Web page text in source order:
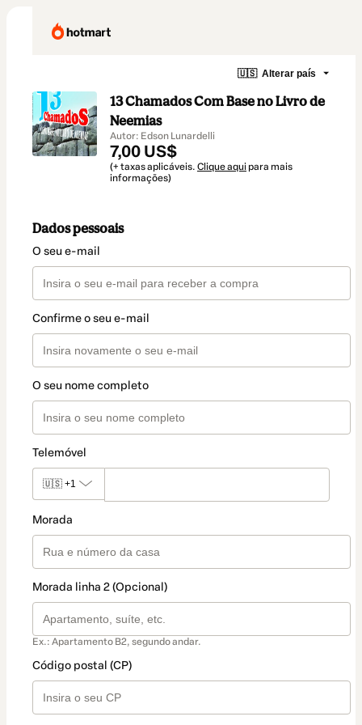
🇺🇸 Alterar país
13 Chamados Com Base no Livro de
Neemias
Autor: Edson Lunardelli
7,00 US$
(+ taxas aplicáveis. Clique aqui para mais
informações)
Dados pessoais
O seu e-mail
Confirme o seu e-mail
O seu nome completo
Telemóvel
🇺🇸 +1
Morada
Morada linha 2 (Opcional)
Ex.: Apartamento B2, segundo andar.
Código postal (CP)